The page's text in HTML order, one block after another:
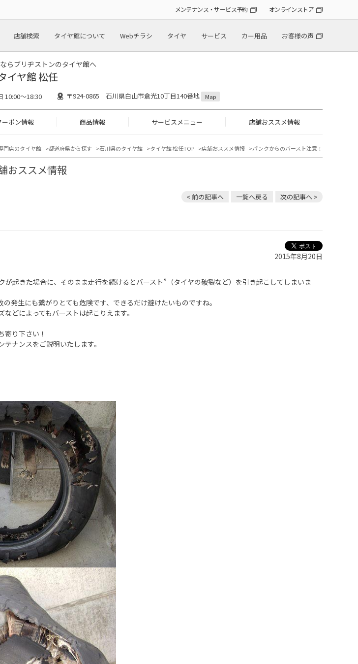
メンテナンス・サービス予約 オンラインストア
店舗検索 タイヤ館について Webチラシ タイヤ サービス カー用品 お客様の声
らブリヂストンのタイヤ館へ
イヤ館 松任
10:00～18:30 〒924-0865 石川県白山市倉光10丁目140番地 Map
ポン情報 商品情報 サービスメニュー 店舗おススメ情報
門店のタイヤ館 都道府県から探す 石川県のタイヤ館 タイヤ館 松任TOP 店舗おススメ情報 パンクからのバースト注意！
おススメ情報
< 前の記事へ 一覧へ戻る 次の記事へ >
2015年8月20日
起きた場合に、そのまま走行を続けるとバースト”（タイヤの破裂など）を引き起こしてしまいま
発生にも繋がりとても危険です、できるだけ避けたいものですね。
どによってもバーストは起こりえます。
り下さい！
ナンスをご説明いたします。